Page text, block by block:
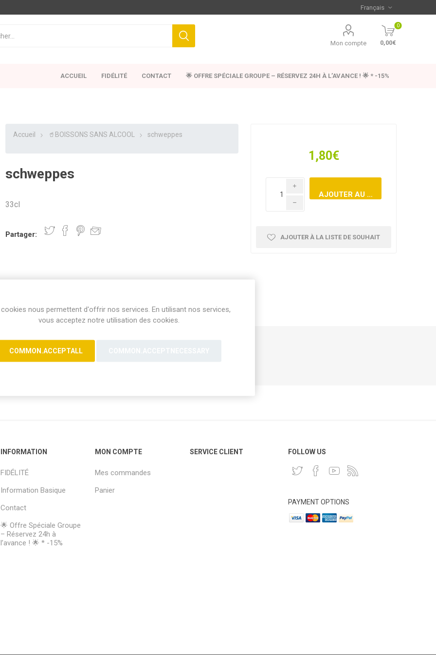
Mon compte
0
0,00€
ACCUEIL FIDÉLITÉ CONTACT 🌟 OFFRE SPÉCIALE GROUPE – RÉSERVEZ 24H À L’AVANCE ! 🌟 * -15%
Accueil 🥤BOISSONS SANS ALCOOL schweppes
schweppes
33cl
Partager:
1,80€
i
h
AJOUTER À LA LISTE DE SOUHAIT
INFORMATION
FIDÉLITÉ
Information Basique
Contact
🌟 Offre Spéciale Groupe
– Réservez 24h à
l’avance ! 🌟 * -15%
MON COMPTE
Mes commandes
Panier
SERVICE CLIENT FOLLOW US
PAYMENT OPTIONS
nous permettent d'offrir nos services. En utilisant nos services,
vous acceptez notre utilisation des cookies.
COMMON.ACCEPTALL